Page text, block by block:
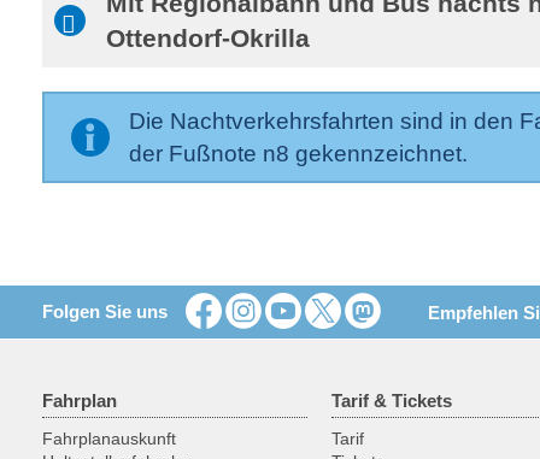
Ottendorf-Okrilla
Die Nachtverkehrsfahrten sind in den
der Fußnote n8 gekennzeichnet.
Folgen Sie uns Empfehlen
Fahrplan
Fahrplanauskunft
Tarif & Tickets
Tarif